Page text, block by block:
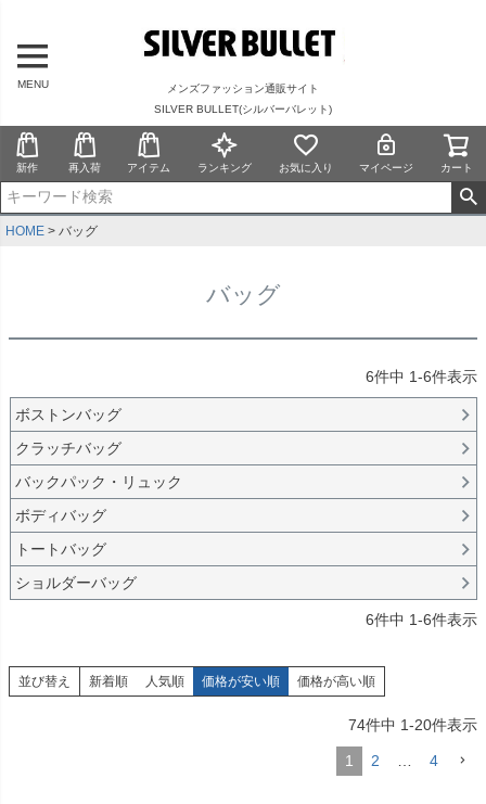
MENU
メンズファッション通販サイト
SILVER BULLET(シルバーバレット)
新作 再入荷 アイテム ランキング お気に入り マイページ カート
HOME バッグ
バッグ
6件中 1-6件表示
ボストンバッグ
クラッチバッグ
バックパック・リュック
ボディバッグ
トートバッグ
ショルダーバッグ
6件中 1-6件表示
並び替え 新着順 人気順 価格が安い順 価格が高い順
74件中 1-20件表示
1 2 … 4